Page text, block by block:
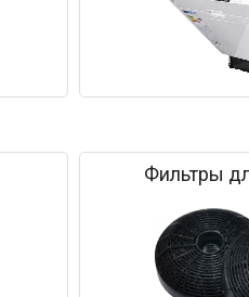
Фильтры